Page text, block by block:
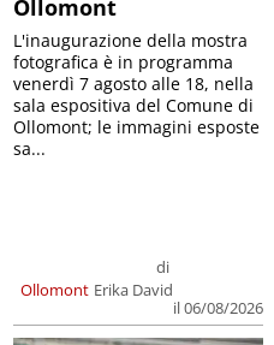
Ollomont
Ollomont
di
Erika David
il 06/08/2026
L'inaugurazione della mostra
fotografica è in programma
venerdì 7 agosto alle 18, nella
sala espositiva del Comune di
Ollomont; le immagini esposte
sa...